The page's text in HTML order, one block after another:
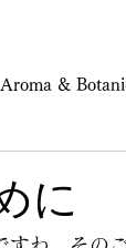
Aroma &
に